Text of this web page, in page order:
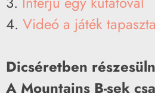
4. Videó a játék
Dicséretben
A Mountains B-sek